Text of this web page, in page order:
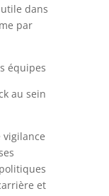
dans
par
équipes
au sein
vigilance
et